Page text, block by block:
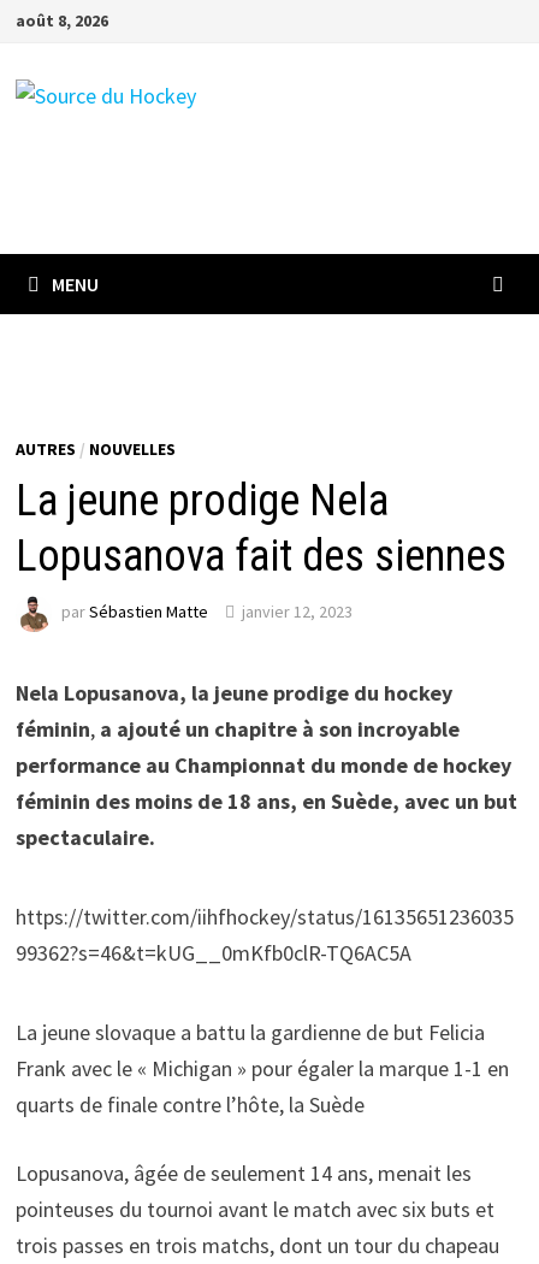
Passer
contenu
août 8, 2026
MENU
AUTRES / NOUVELLES
La jeune prodige Nela
Lopusanova fait des siennes
parSébastien Matte janvier 12, 2023
Nela Lopusanova, la jeune prodige du hockey
féminin, a ajouté un chapitre à son incroyable
performance au Championnat du monde de hockey
féminin des moins de 18 ans, en Suède, avec un but
spectaculaire.
https://twitter.com/iihfhockey/status/16135651236035
99362?s=46&t=kUG__0mKfb0clR-TQ6AC5A
La jeune slovaque a battu la gardienne de but Felicia
Frank avec le « Michigan » pour égaler la marque 1-1 en
quarts de finale contre l’hôte, la Suède
Lopusanova, âgée de seulement 14 ans, menait les
pointeuses du tournoi avant le match avec six buts et
trois passes en trois matchs, dont un tour du chapeau